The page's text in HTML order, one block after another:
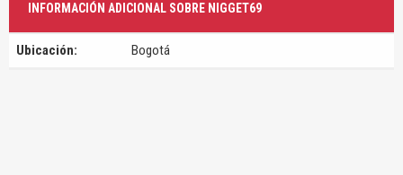
INFORMACIÓN ADICIONAL SOBRE NIGGET69
Ubicación: Bogotá